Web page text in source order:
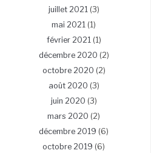
juillet 2021 (3)
mai 2021 (1)
février 2021 (1)
décembre 2020 (2)
octobre 2020 (2)
août 2020 (3)
juin 2020 (3)
mars 2020 (2)
décembre 2019 (6)
octobre 2019 (6)